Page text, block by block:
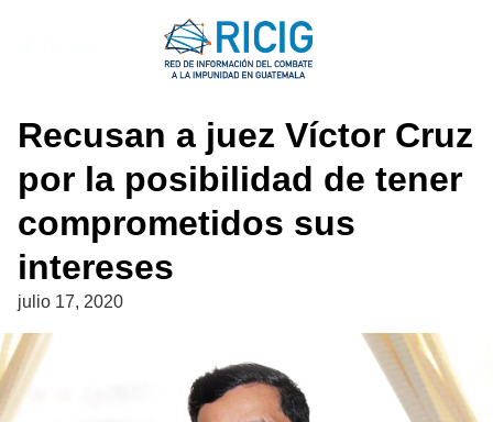
Recusan a juez Víctor Cruz
por la posibilidad de tener
comprometidos sus
intereses
julio 17, 2020